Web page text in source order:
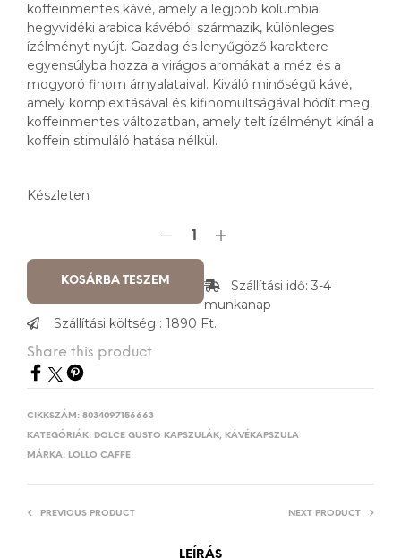
koffeinmentes kávé, amely a legjobb kolumbiai
hegyvidéki arabica kávéból származik, különleges
ízélményt nyújt. Gazdag és lenyűgöző karaktere
egyensúlyba hozza a virágos aromákat a méz és a
mogyoró finom árnyalataival. Kiváló minőségű kávé,
amely komplexitásával és kifinomultságával hódít meg,
koffeinmentes változatban, amely telt ízélményt kínál a
koffein stimuláló hatása nélkül.
Készleten
KOSÁRBA TESZEM
Szállítási idő: 3-4
munkanap
Szállítási költség : 1890 Ft.
Share this product
CIKKSZÁM: 8034097156663
KATEGÓRIÁK: DOLCE GUSTO KAPSZULÁK, KÁVÉKAPSZULA
MÁRKA: LOLLO CAFFE
PREVIOUS PRODUCT NEXT PRODUCT
LEÍRÁS